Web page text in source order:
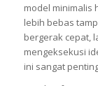
model minimalis
lebih bebas
bergerak cepat,
mengeksekusi
ini sangat